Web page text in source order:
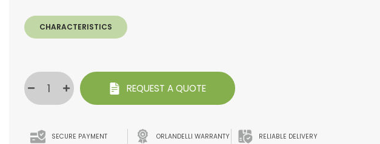
CHARACTERISTICS
REQUEST A QUOTE
SECURE PAYMENT ORLANDELLI WARRANTY RELIABLE DELIVERY